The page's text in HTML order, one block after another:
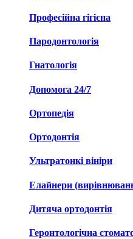
Професійна гігієна
Пародонтологія
Гнатологія
Допомога 24/7
Ортопедія
Ортодонтія
Ультратонкі вініри
Елайнери
Дитяча ортодонтія
Геронтологічна